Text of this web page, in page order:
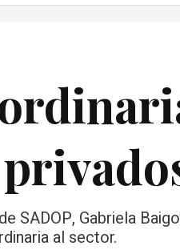
SADOP, Gabriela
al sector.